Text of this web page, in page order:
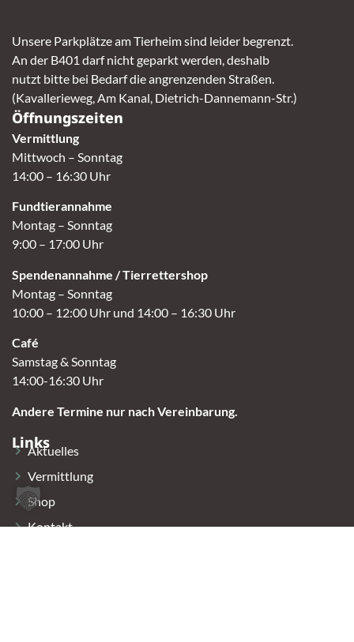
Unsere Parkplätze am Tierheim sind leider begrenzt.
An der B401 darf nicht geparkt werden, deshalb
nutzt bitte bei Bedarf die angrenzenden Straßen.
(Kavallerieweg, Am Kanal, Dietrich-Dannemann-Str.)
Öffnungszeiten
Vermittlung
Mittwoch – Sonntag
14:00 – 16:30 Uhr
Fundtierannahme
Montag – Sonntag
9:00 – 17:00 Uhr
Spendenannahme / Tierrettershop
Montag – Sonntag
10:00 – 12:00 Uhr und 14:00 – 16:30 Uhr
Café
Samstag & Sonntag
14:00-16:30 Uhr
Andere Termine nur nach Vereinbarung.
Links
Aktuelles
Vermittlung
Shop
Kontakt